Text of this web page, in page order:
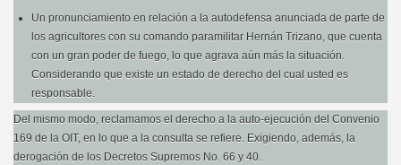
Un pronunciamiento en relación a la autodefensa anunciada de parte de
los agricultores con su comando paramilitar Hernán Trizano, que cuenta
con un gran poder de fuego, lo que agrava aún más la situación.
Considerando que existe un estado de derecho del cual usted es
responsable.
Del mismo modo, reclamamos el derecho a la auto-ejecución del Convenio
169 de la OIT, en lo que a la consulta se refiere. Exigiendo, además, la
derogación de los Decretos Supremos No. 66 y 40.